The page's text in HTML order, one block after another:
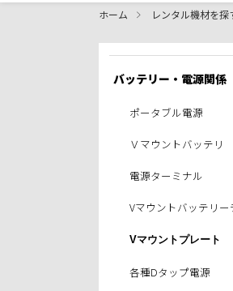
ホーム レンタル機材を探
バッテリー・電源関係
ポータブル電源
Ｖマウントバッテリ
電源ターミナル
Vマウントバッテリー
Vマウントプレート
各種Dタップ電源